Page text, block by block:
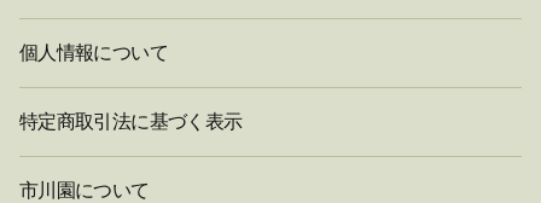
個人情報について
特定商取引法に基づく表示
市川園について